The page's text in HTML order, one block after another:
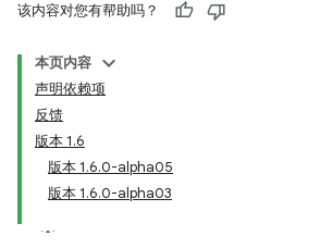
该内容对您有帮助吗？
本页内容
声明依赖项
反馈
版本 1.6
版本 1.6.0-alpha05
版本 1.6.0-alpha03